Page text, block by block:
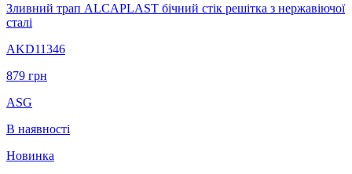
Зливний трап ALCAPLAST бічний стік решітка з нержавіючої
сталі
AKD11346
879 грн
ASG
В наявності
Новинка